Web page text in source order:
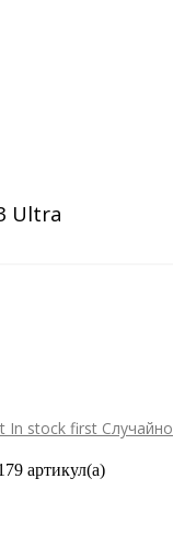
Ultra
In stock first Случайно
артикул(а)